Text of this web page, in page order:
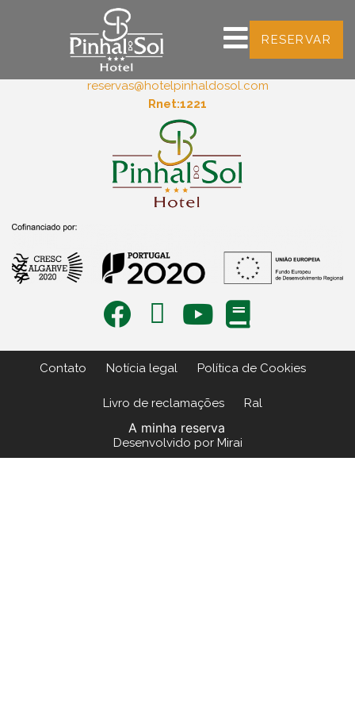
RESERVAR
Sitio do Semino
Quarteira
+351 289302834 (Chamada para a rede fixa nacional)
reservas@hotelpinhaldosol.com
Rnet:1221
Contato Notícia legal Política de Cookies
Livro de reclamações Ral
A minha reserva
Desenvolvido por Mirai